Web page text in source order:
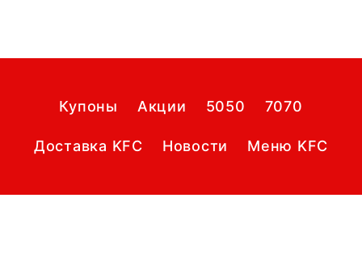
Купоны Акции 5050 7070
Доставка KFC Новости Меню KFC